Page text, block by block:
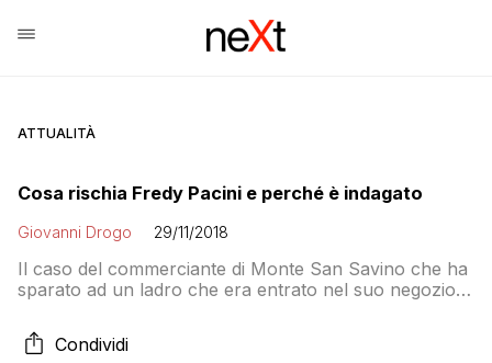
ATTUALITÀ
Cosa rischia Fredy Pacini e perché è indagato
Giovanni Drogo 29/11/2018
Il caso del commerciante di Monte San Savino che ha
sparato ad un ladro che era entrato nel suo negozio
come predica la Lega – deve essere “sempre legittima”.
Ma i casi di processi per eccesso colposo di legittima
Condividi